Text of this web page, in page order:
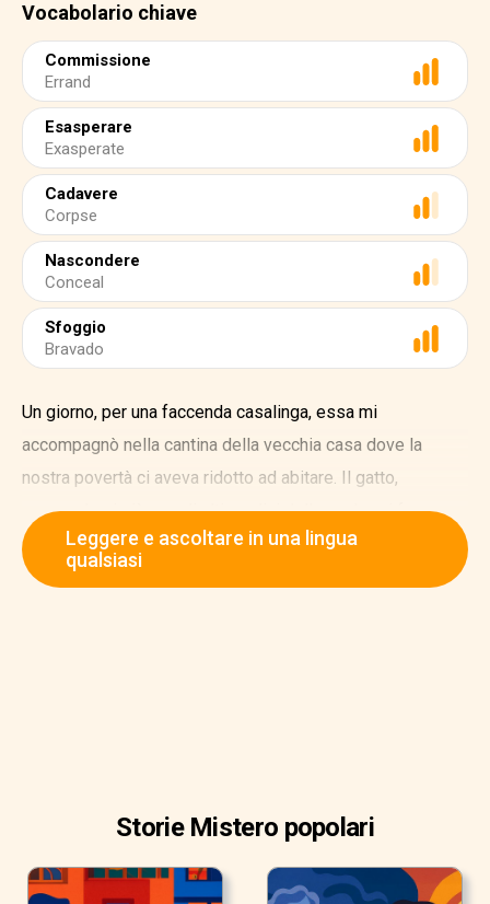
Vocabolario chiave
Commissione
Errand
Esasperare
Exasperate
Cadavere
Corpse
Nascondere
Conceal
Sfoggio
Bravado
Un giorno, per una faccenda casalinga, essa mi
accompagnò nella cantina della vecchia casa dove la
nostra povertà ci aveva ridotto ad abitare. Il gatto,
seguendomi giù per gli alti gradini della scala, mi fece
quasi cadere, ciò che mi esasperò fino alla follia. Alzata
un’accetta, dimenticando nell’ira la puerile paura che sino
Leggere e ascoltare in una lingua
qualsiasi
Storie Mistero popolari